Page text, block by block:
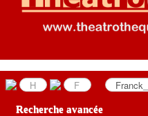
LES TEXTES
LES ANNONCES
Recherche avancée